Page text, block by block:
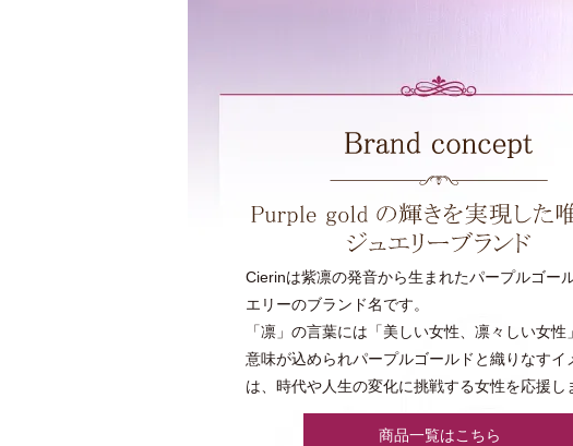
Cierinは紫凛の発音から生まれたパープルゴー
エリーのブランド名です。
「凛」の言葉には「美しい女性、凛々しい女性
意味が込められパープルゴールドと織りなすイ
は、時代や人生の変化に挑戦する女性を応援し
商品一覧はこちら